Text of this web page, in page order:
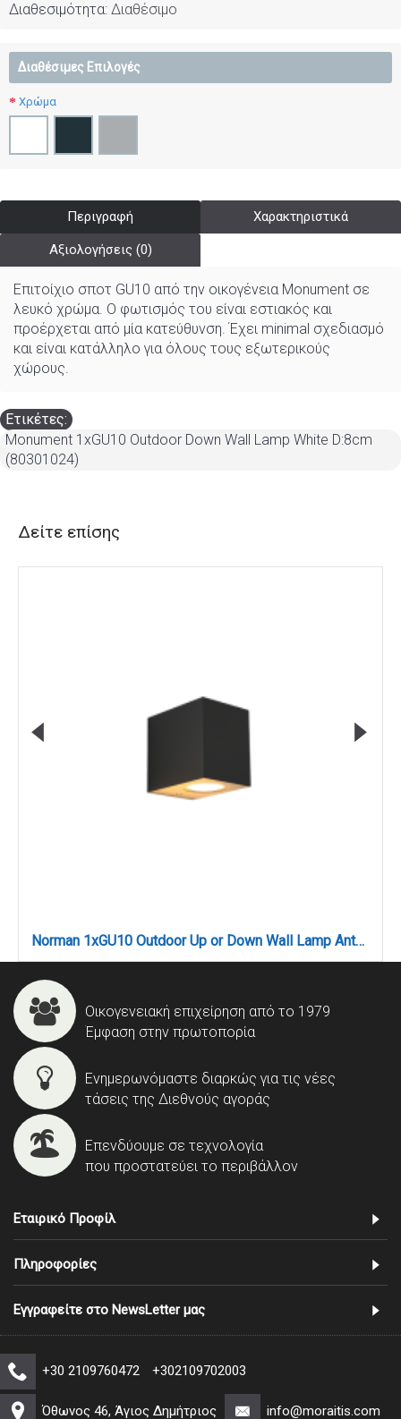
Διαθεσιμότητα: Διαθέσιμο
Διαθέσιμες Επιλογές
Χρώμα
Περιγραφή Χαρακτηριστικά
Αξιολογήσεις (0)
Επιτοίχιο σποτ GU10 από την οικογένεια Monument σε
λευκό χρώμα. Ο φωτισμός του είναι εστιακός και
προέρχεται από μία κατεύθυνση. Έχει minimal σχεδιασμό
και είναι κατάλληλο για όλους τους εξωτερικούς
χώρους.
Ετικέτες:
Monument 1xGU10 Outdoor Down Wall Lamp White D:8cm
(80301024)
Δείτε επίσης
Norman 1xGU10 Outdoor Up or Down Wall Lamp Anthracite D:8cmx7cm (80200444)
Οικογενειακή επιχείρηση από το 1979
Έμφαση στην πρωτοπορία
Ενημερωνόμαστε διαρκώς για τις νέες
τάσεις της Διεθνούς αγοράς
Επενδύουμε σε τεχνολογία
που προστατεύει το περιβάλλον
Εταιρικό Προφίλ
Πληροφορίες
Εγγραφείτε στο NewsLetter μας
+30 2109760472 +302109702003
Όθωνος 46, Άγιος Δημήτριος info@moraitis.com